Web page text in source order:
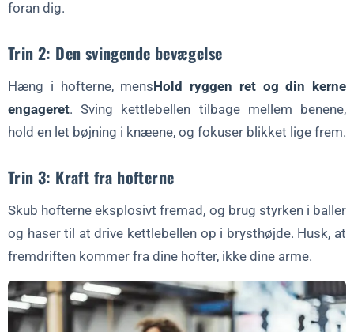
foran dig.
Trin 2: Den svingende bevægelse
Hæng i hofterne, mens Hold ryggen ret og din kerne
engageret. Sving kettlebellen tilbage mellem benene,
hold en let bøjning i knæene, og fokuser blikket lige frem.
Trin 3: Kraft fra hofterne
Skub hofterne eksplosivt fremad, og brug styrken i baller
og haser til at drive kettlebellen op i brysthøjde. Husk, at
fremdriften kommer fra dine hofter, ikke dine arme.